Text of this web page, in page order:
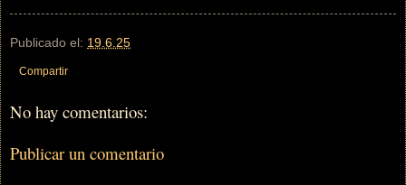
Publicado el: 19.6.25
Compartir
No hay comentarios:
Publicar un comentario